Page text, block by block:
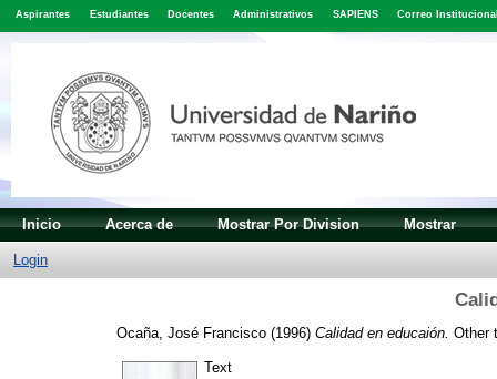
Aspirantes Estudiantes Docentes Administrativos SAPIENS Correo
Inicio Acerca de Mostrar Por Division Mostrar
Login
Ocaña, José Francisco (1996) Calidad en educaión. Other
Text